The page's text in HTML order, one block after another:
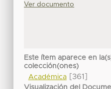
Ver documento
Este ítem aparece en
colección(ones)
Académica[361]